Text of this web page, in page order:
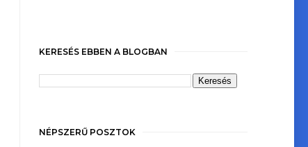
KERESÉS EBBEN A BLOGBAN
NÉPSZERŰ POSZTOK